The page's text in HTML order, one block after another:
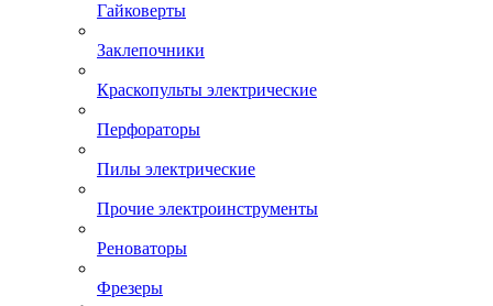
Гайковерты
Заклепочники
Краскопульты электрические
Перфораторы
Пилы электрические
Прочие электроинструменты
Реноваторы
Фрезеры